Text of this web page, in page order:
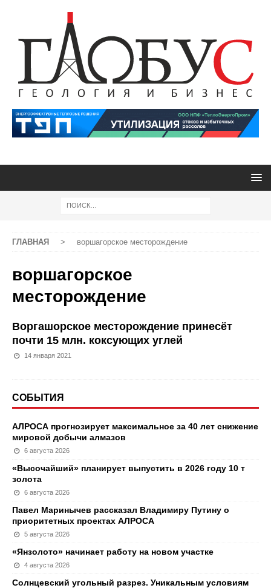
ГЛАВНАЯ > воршагорское месторождение
воршагорское
месторождение
Воргашорское месторождение принесёт
почти 15 млн. коксующих углей
14 января 2021
СОБЫТИЯ
АЛРОСА прогнозирует максимальное за 40 лет снижение
мировой добычи алмазов
6 августа 2026
«Высочайший» планирует выпустить в 2026 году 10 т
золота
6 августа 2026
Павел Маринычев рассказал Владимиру Путину о
приоритетных проектах АЛРОСА
5 августа 2026
«Янзолото» начинает работу на новом участке
4 августа 2026
Солнцевский угольный разрез. Уникальным условиям